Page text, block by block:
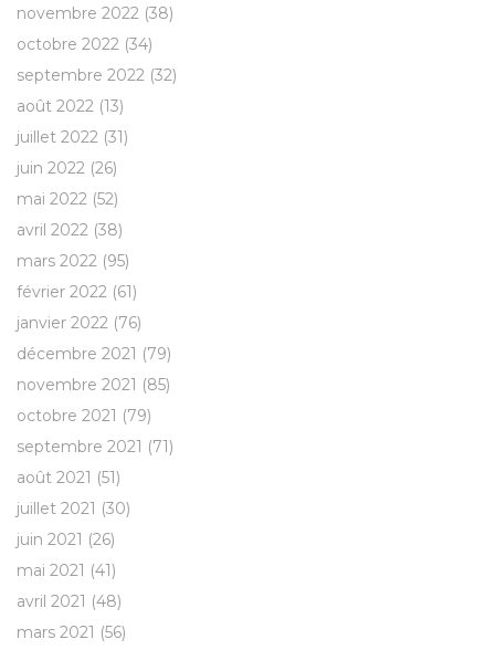
novembre 2022 (38)
octobre 2022 (34)
septembre 2022 (32)
août 2022 (13)
juillet 2022 (31)
juin 2022 (26)
mai 2022 (52)
avril 2022 (38)
mars 2022 (95)
février 2022 (61)
janvier 2022 (76)
décembre 2021 (79)
novembre 2021 (85)
octobre 2021 (79)
septembre 2021 (71)
août 2021 (51)
juillet 2021 (30)
juin 2021 (26)
mai 2021 (41)
avril 2021 (48)
mars 2021 (56)